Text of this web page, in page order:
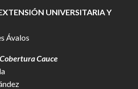
UNIVERSITARIA Y
Ávalos
Cobertura Cauce